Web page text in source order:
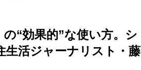
“効果的”な使い方。シ
生活ジャーナリスト・藤